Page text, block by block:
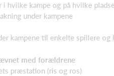
i hvilke kampe og på hvilke
under kampene
kampene til enkelte spillere
med forældrene
præstation (ris og ros)